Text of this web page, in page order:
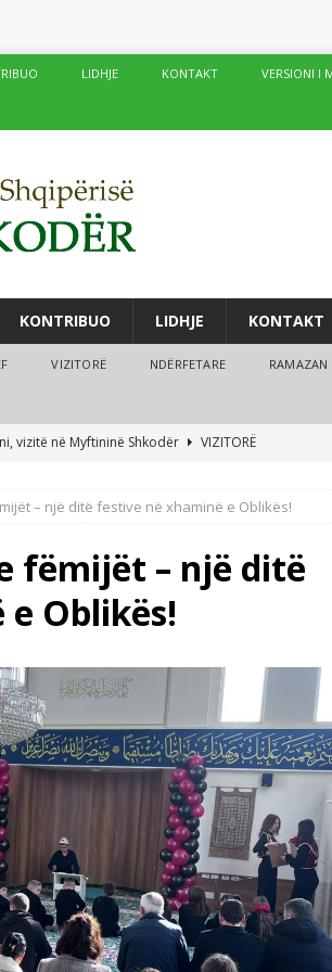
LIDHJE KONTAKT VERSIONI I
KONTRIBUO LIDHJE KONTAKT
VIZITORË NDËRFETARE RAMAZAN
vizitë në Myftininë Shkodër
VIZITORË
njëpasnjëshme në të njëjtin vend, në zemër të
falënderim dhe mirënjohje për z. Astrit Rexhepi
kundër keqpërdorimit të termave të besimit
– një ditë festive në xhaminë e Oblikës!
fëmijët – një ditë
Oblikës!